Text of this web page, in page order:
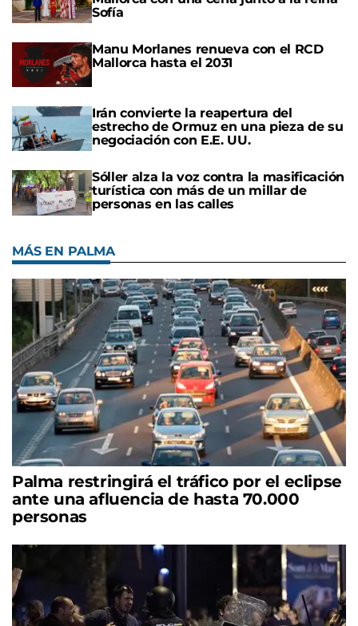
Sofía
Manu Morlanes renueva con el RCD
Mallorca hasta el 2031
Irán convierte la reapertura del
estrecho de Ormuz en una pieza de su
negociación con E.E. UU.
Sóller alza la voz contra la masificación
turística con más de un millar de
personas en las calles
MÁS EN PALMA
Palma restringirá el tráfico por el eclipse
ante una afluencia de hasta 70.000
personas